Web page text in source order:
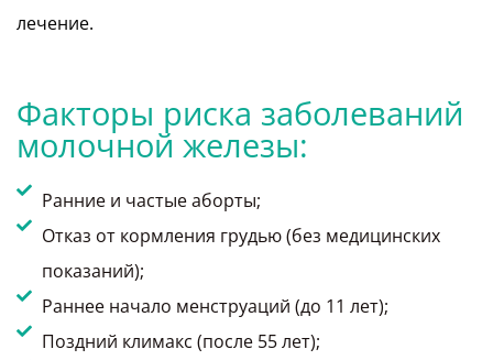
лечение.
Факторы риска заболеваний
молочной железы:
Ранние и частые аборты;
Отказ от кормления грудью (без медицинских
показаний);
Раннее начало менструаций (до 11 лет);
Поздний климакс (после 55 лет);